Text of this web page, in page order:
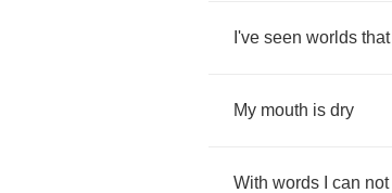
I've seen worlds that
My mouth is dry
With words can not